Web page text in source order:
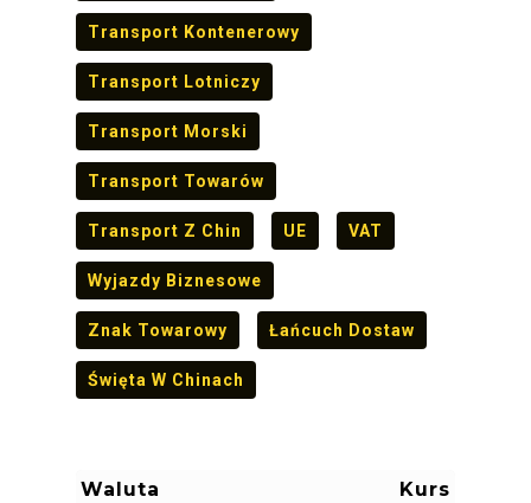
Transport Kontenerowy
Transport Lotniczy
Transport Morski
Transport Towarów
Transport Z Chin UE VAT
Wyjazdy Biznesowe
Znak Towarowy Łańcuch Dostaw
Święta W Chinach
Waluta
Kurs